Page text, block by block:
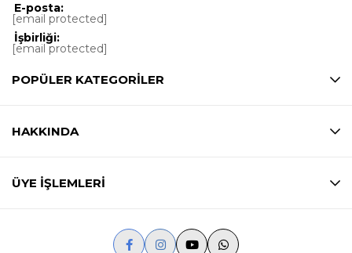
E-posta:
[email protected]
İşbirliği:
[email protected]
POPÜLER KATEGORİLER
HAKKINDA
ÜYE İŞLEMLERİ